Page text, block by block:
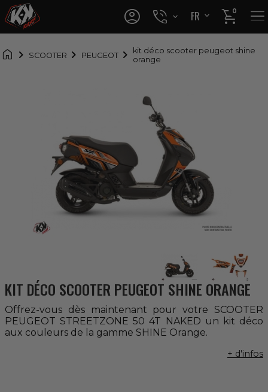
 
FR
EN

0 
 SCOOTER PEUGEOT
kit déco scooter peugeot shine
orange
KIT DÉCO SCOOTER PEUGEOT SHINE ORANGE
Offrez-vous dès maintenant pour votre SCOOTER
PEUGEOT STREETZONE 50 4T NAKED un kit déco
aux couleurs de la gamme SHINE Orange.
+ d'infos